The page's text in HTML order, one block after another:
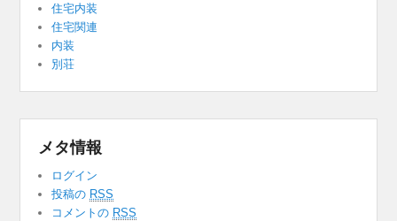
住宅内装
住宅関連
内装
別荘
メタ情報
ログイン
投稿の RSS
コメントの RSS